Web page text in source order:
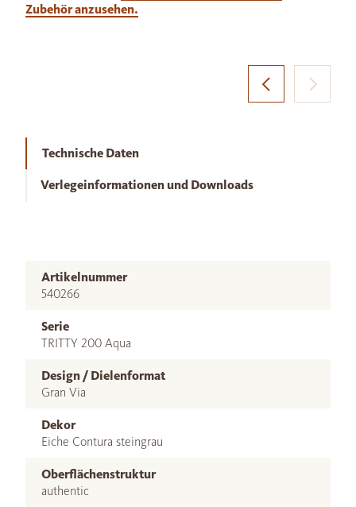
Zubehör anzusehen.
Technische Daten
Verlegeinformationen und Downloads
Artikelnummer
540266
Serie
TRITTY 200 Aqua
Design / Dielenformat
Gran Via
Dekor
Eiche Contura steingrau
Oberflächenstruktur
authentic